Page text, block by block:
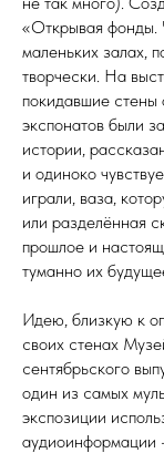
«Открывая фонды.
маленьких залах,
творчески. На
покидавшие
экспонатов были
истории,
и одиноко
играли, ваза,
или разделённая
прошлое и
туманно их
Идею, близкую к
своих стенах
сентябрьского
один из самых
экспозиции
аудио­инфор­ма­ции